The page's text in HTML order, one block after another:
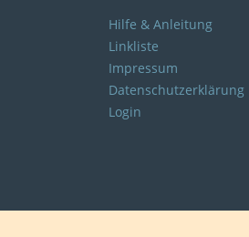
Hilfe & Anleitung
Linkliste
Impressum
Datenschutzerklärung
Login